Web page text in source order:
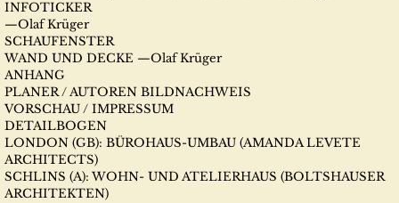
INFOTICKER
—Olaf Krüger
SCHAUFENSTER
WAND UND DECKE —Olaf Krüger
ANHANG
PLANER / AUTOREN BILDNACHWEIS
VORSCHAU / IMPRESSUM
DETAILBOGEN
LONDON (GB): BÜROHAUS-UMBAU (AMANDA LEVETE
ARCHITECTS)
SCHLINS (A): WOHN- UND ATELIERHAUS (BOLTSHAUSER
ARCHITEKTEN)